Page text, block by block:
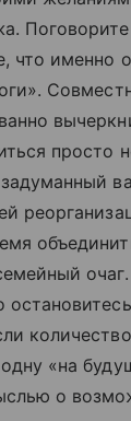
что именно
просто
«на
о